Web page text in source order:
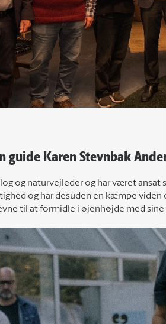
guide Karen Stevnbak
og naturvejleder og har været
og har desuden en kæmpe viden
til at formidle i øjenhøjde med